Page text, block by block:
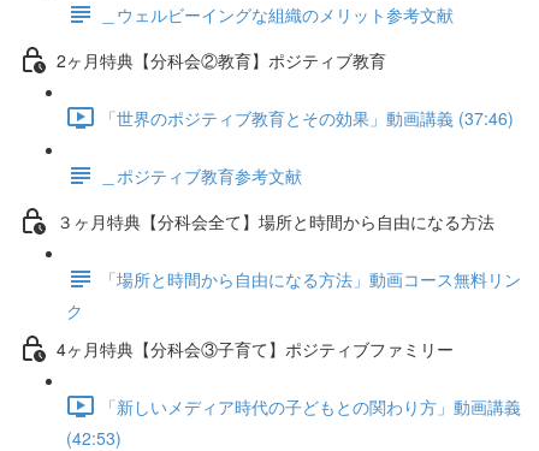
＿ウェルビーイングな組織のメリット参考文献
2ヶ月特典【分科会②教育】ポジティブ教育
「世界のポジティブ教育とその効果」動画講義 (37:46)
＿ポジティブ教育参考文献
３ヶ月特典【分科会全て】場所と時間から自由になる方法
「場所と時間から自由になる方法」動画コース無料リン
ク
4ヶ月特典【分科会③子育て】ポジティブファミリー
「新しいメディア時代の子どもとの関わり方」動画講義
(42:53)